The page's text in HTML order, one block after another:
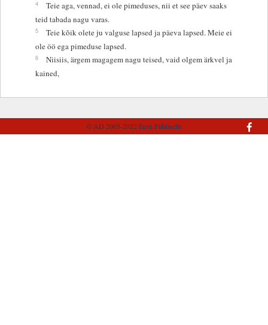
4
Teie aga, vennad, ei ole pimeduses, nii et see päev saaks
teid tabada nagu varas.
5
Teie kõik olete ju valguse lapsed ja päeva lapsed. Meie ei
ole öö ega pimeduse lapsed.
6
Niisiis, ärgem magagem nagu teised, vaid olgem ärkvel ja
kained,
© AD 2005-2022Eesti Piibliselts